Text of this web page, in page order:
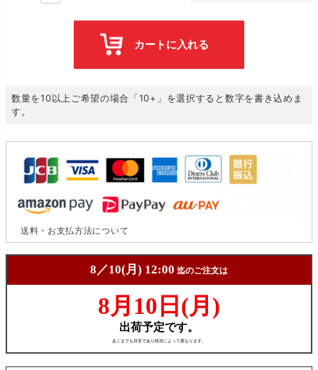
カートに入れる
数量を10以上ご希望の場合「10+」を選択すると数字を書き込めま
す。
送料・お支払方法について